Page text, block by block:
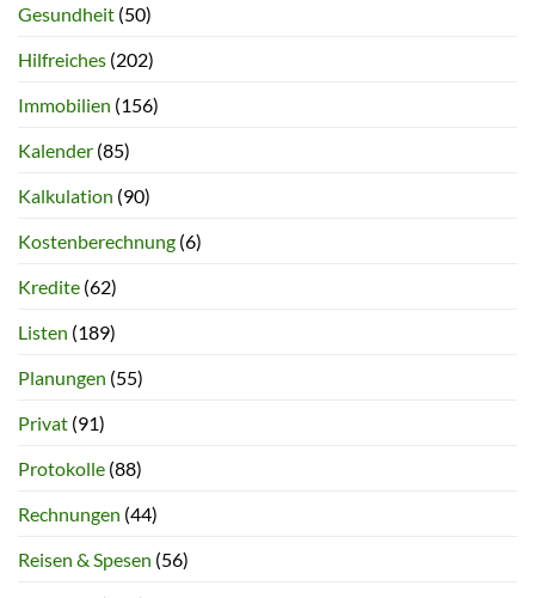
Gesundheit (50)
Hilfreiches (202)
Immobilien (156)
Kalender (85)
Kalkulation (90)
Kostenberechnung (6)
Kredite (62)
Listen (189)
Planungen (55)
Privat (91)
Protokolle (88)
Rechnungen (44)
Reisen & Spesen (56)